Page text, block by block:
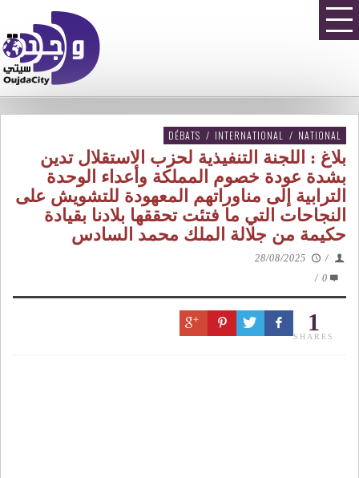
DÉBATS / INTERNATIONAL / NATIONAL
بلاغ : اللجنة التنفيذية لحزب الاستقلال تدين
بشدة عودة خصوم المملكة وأعداء الوحدة
الترابية إلى مناوراتهم المعهودة للتشويش على
النجاحات التي ما فتئت تحققها بلادنا بقيادة
حكيمة من جلالة الملك محمد السادس
/
28/08/2025
0
/
1
SHARES